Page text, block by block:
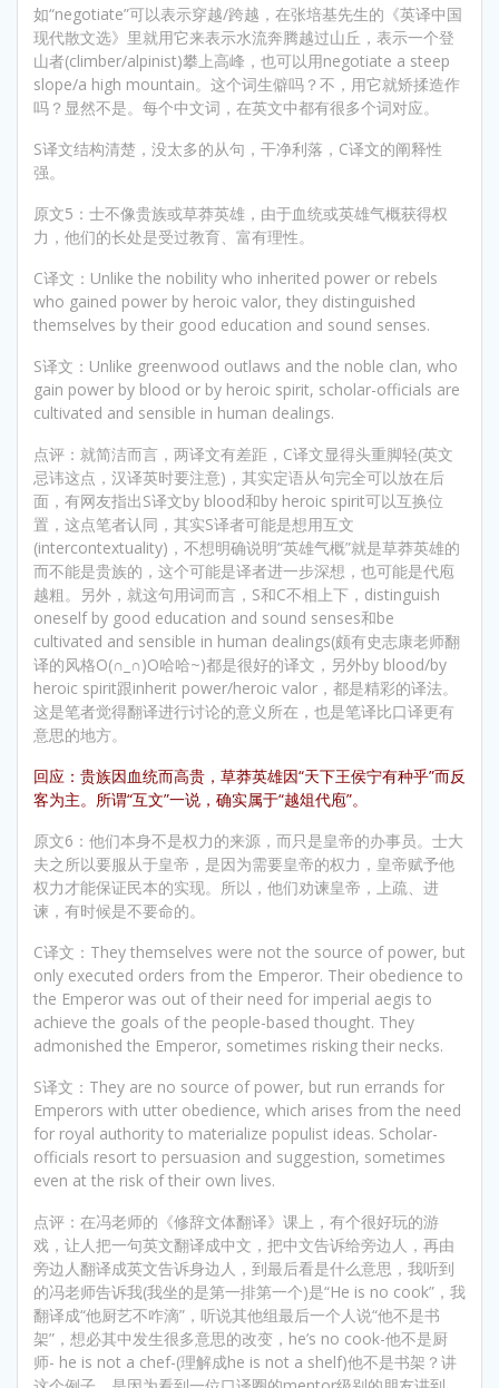
如“negotiate”可以表示穿越/跨越，在张培基先生的《英译中国
现代散文选》里就用它来表示水流奔腾越过山丘，表示一个登
山者(climber/alpinist)攀上高峰，也可以用negotiate a steep
slope/a high mountain。这个词生僻吗？不，用它就矫揉造作
吗？显然不是。每个中文词，在英文中都有很多个词对应。
S译文结构清楚，没太多的从句，干净利落，C译文的阐释性
强。
原文5：士不像贵族或草莽英雄，由于血统或英雄气概获得权
力，他们的长处是受过教育、富有理性。
C译文：Unlike the nobility who inherited power or rebels
who gained power by heroic valor, they distinguished
themselves by their good education and sound senses.
S译文：Unlike greenwood outlaws and the noble clan, who
gain power by blood or by heroic spirit, scholar-officials are
cultivated and sensible in human dealings.
点评：就简洁而言，两译文有差距，C译文显得头重脚轻(英文
忌讳这点，汉译英时要注意)，其实定语从句完全可以放在后
面，有网友指出S译文by blood和by heroic spirit可以互换位
置，这点笔者认同，其实S译者可能是想用互文
(intercontextuality)，不想明确说明“英雄气概”就是草莽英雄的
而不能是贵族的，这个可能是译者进一步深想，也可能是代庖
越粗。另外，就这句用词而言，S和C不相上下，distinguish
oneself by good education and sound senses和be
cultivated and sensible in human dealings(颇有史志康老师翻
译的风格O(∩_∩)O哈哈~)都是很好的译文，另外by blood/by
heroic spirit跟inherit power/heroic valor，都是精彩的译法。
这是笔者觉得翻译进行讨论的意义所在，也是笔译比口译更有
意思的地方。
回应：贵族因血统而高贵，草莽英雄因“天下王侯宁有种乎”而反
客为主。所谓“互文”一说，确实属于“越俎代庖”。
原文6：他们本身不是权力的来源，而只是皇帝的办事员。士大
夫之所以要服从于皇帝，是因为需要皇帝的权力，皇帝赋予他
权力才能保证民本的实现。所以，他们劝谏皇帝，上疏、进
谏，有时候是不要命的。
C译文：They themselves were not the source of power, but
only executed orders from the Emperor. Their obedience to
the Emperor was out of their need for imperial aegis to
achieve the goals of the people-based thought. They
admonished the Emperor, sometimes risking their necks.
S译文：They are no source of power, but run errands for
Emperors with utter obedience, which arises from the need
for royal authority to materialize populist ideas. Scholar-
officials resort to persuasion and suggestion, sometimes
even at the risk of their own lives.
点评：在冯老师的《修辞文体翻译》课上，有个很好玩的游
戏，让人把一句英文翻译成中文，把中文告诉给旁边人，再由
旁边人翻译成英文告诉身边人，到最后看是什么意思，我听到
的冯老师告诉我(我坐的是第一排第一个)是“He is no cook”，我
翻译成“他厨艺不咋滴”，听说其他组最后一个人说“他不是书
架”，想必其中发生很多意思的改变，he’s no cook-他不是厨
师- he is not a chef-(理解成he is not a shelf)他不是书架？讲